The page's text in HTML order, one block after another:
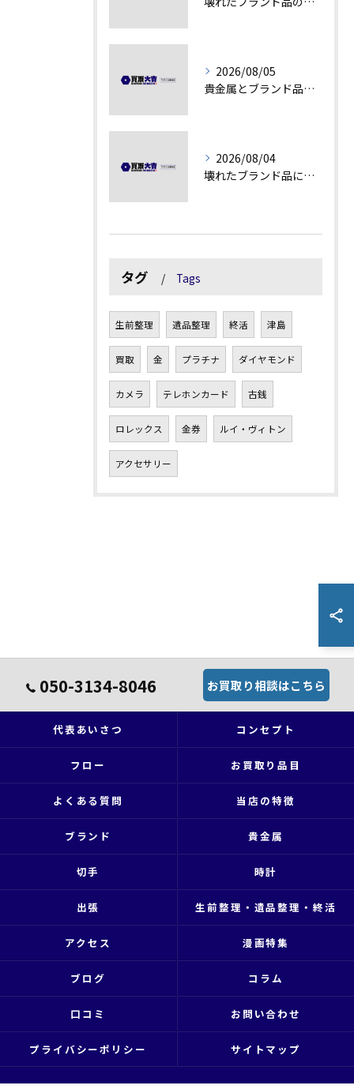
2026/08/05
貴金属とブランド品の価値変動を見極める方法
2026/08/04
壊れたブランド品にも価値がつく理由とは
タグ Tags
生前整理 遺品整理 終活 津島
買取 金 プラチナ ダイヤモンド
カメラ テレホンカード 古銭
ロレックス 金券 ルイ・ヴィトン
アクセサリー
050-3134-8046 お買取り相談はこちら
代表あいさつ コンセプト
フロー お買取り品目
よくある質問 当店の特徴
ブランド 貴金属
切手 時計
出張 生前整理・遺品整理・終活
アクセス 漫画特集
ブログ コラム
口コミ お問い合わせ
プライバシーポリシー サイトマップ